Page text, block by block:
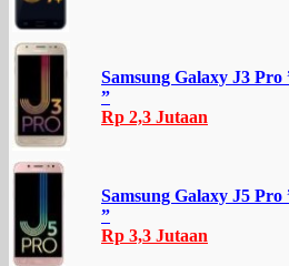
Samsung Galaxy J3
”
Rp 2,3 Jutaan
Samsung Galaxy J5
”
Rp 3,3 Jutaan